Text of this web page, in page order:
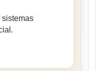
sistemas